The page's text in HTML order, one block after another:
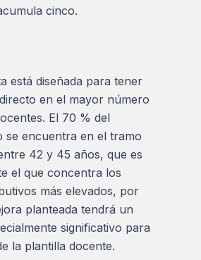
cinco.
está diseñada para tener
en el mayor número
El 70 % del
se encuentra en el tramo
42 y 45 años, que es
el que concentra los
más elevados, por
planteada tendrá un
significativo para
la plantilla docente.